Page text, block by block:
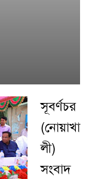
সূবর্ণচর
(নোয়াখা
লী)
সংবাদ